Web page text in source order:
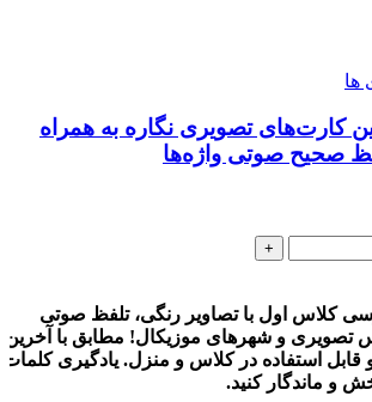
ها
کارت‌های تصویری نگاره به همراه
صحیح صوتی واژه‌ها
کلاس اول با تصاویر رنگی، تلفظ صوتی
تصویری و شهرهای موزیکال! مطابق با آخرین
استفاده در کلاس و منزل. یادگیری کلمات
و ماندگار کنید.